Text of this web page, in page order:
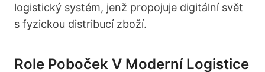
logistický systém, jenž propojuje digitální svět
s fyzickou distribucí zboží.
Role Poboček V Moderní Logistice